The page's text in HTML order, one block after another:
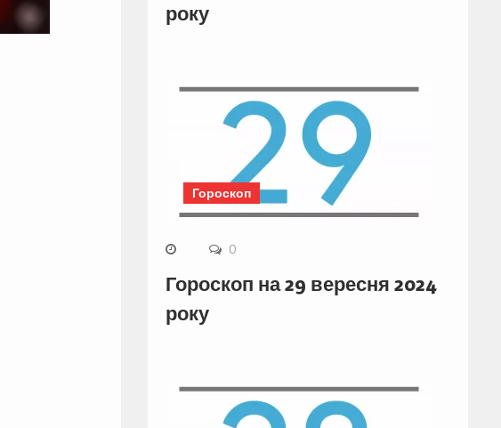
року
Гороскоп
0
Гороскоп на 29 вересня 2024
року